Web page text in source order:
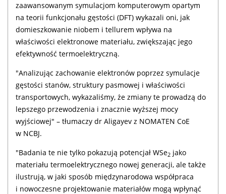
zaawansowanym symulacjom komputerowym opartym
na teorii funkcjonału gęstości (DFT) wykazali oni, jak
domieszkowanie niobem i tellurem wpływa na
właściwości elektronowe materiału, zwiększając jego
efektywność termoelektryczną.
"Analizując zachowanie elektronów poprzez symulacje
gęstości stanów, struktury pasmowej i właściwości
transportowych, wykazaliśmy, że zmiany te prowadzą do
lepszego przewodzenia i znacznie wyższej mocy
wyjściowej" – tłumaczy dr Aligayev z NOMATEN CoE
w NCBJ.
"Badania te nie tylko pokazują potencjał WSe2 jako
materiału termoelektrycznego nowej generacji, ale także
ilustrują, w jaki sposób międzynarodowa współpraca
i nowoczesne projektowanie materiałów mogą wpłynąć